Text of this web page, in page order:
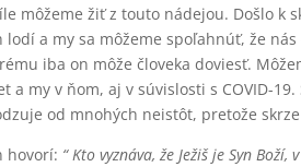
môžeme žiť z touto nádejou. Došlo k
a my sa môžeme spoľahnúť, že
iba on môže človeka doviesť.
a my v ňom, aj v súvislosti s COVID-
od mnohých neistôt, pretože
hovorí: “ Kto vyznáva, že Ježiš je Syn